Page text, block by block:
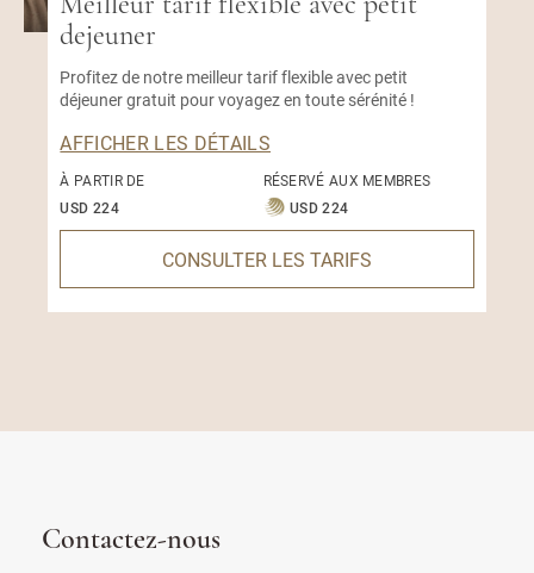
Meilleur tarif flexible avec petit
dejeuner
Profitez de notre meilleur tarif flexible avec petit
déjeuner gratuit pour voyagez en toute sérénité !
AFFICHER LES DÉTAILS
À PARTIR DE
USD 224
RÉSERVÉ AUX MEMBRES
USD 224
CONSULTER LES TARIFS
Contactez-nous